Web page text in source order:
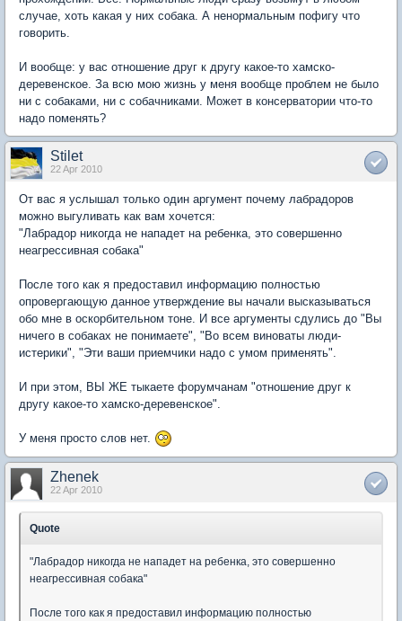
случае, хоть какая у них собака. А ненормальным пофигу что
говорить.
И вообще: у вас отношение друг к другу какое-то хамско-
деревенское. За всю мою жизнь у меня вообще проблем не было
ни с собаками, ни с собачниками. Может в консерватории что-то
надо поменять?
Stilet
22 Apr 2010
От вас я услышал только один аргумент почему лабрадоров
можно выгуливать как вам хочется:
"Лабрадор никогда не нападет на ребенка, это совершенно
неагрессивная собака"
После того как я предоставил информацию полностью
опровергающую данное утверждение вы начали высказываться
обо мне в оскорбительном тоне. И все аргументы сдулись до "Вы
ничего в собаках не понимаете", "Во всем виноваты люди-
истерики", "Эти ваши приемчики надо с умом применять".
И при этом, ВЫ ЖЕ тыкаете форумчанам "отношение друг к
другу какое-то хамско-деревенское".
У меня просто слов нет.
Zhenek
22 Apr 2010
Quote
"Лабрадор никогда не нападет на ребенка, это совершенно
неагрессивная собака"
После того как я предоставил информацию полностью